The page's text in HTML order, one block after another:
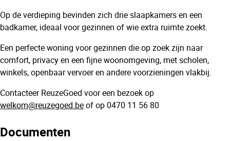
Op de verdieping bevinden zich drie slaapkamers en een
badkamer, ideaal voor gezinnen of wie extra ruimte zoekt.
Een perfecte woning voor gezinnen die op zoek zijn naar
comfort, privacy en een fijne woonomgeving, met scholen,
winkels, openbaar vervoer en andere voorzieningen vlakbij.
Contacteer ReuzeGoed voor een bezoek op
welkom@reuzegoed.beof op 0470 11 56 80
Documenten